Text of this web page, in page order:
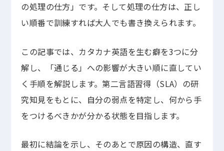
の処理の仕方」です。そして処理の仕方は、正し
い順番で訓練すれば大人でも書き換えられます。
この記事では、カタカナ英語を生む癖を3つに分
解し、「通じる」への影響が大きい順に直してい
く手順を解説します。第二言語習得（SLA）の研
究知見をもとに、自分の弱点を特定し、何から手
をつけるべきかが分かる状態を目指します。
最初に結論を示し、そのあとで原因の構造、直す